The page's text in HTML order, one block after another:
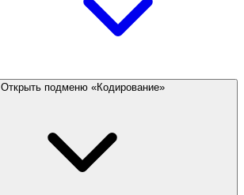
Открыть подменю «Кодирование»